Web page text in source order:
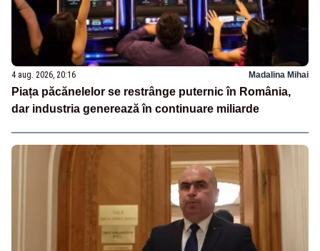
4 aug. 2026, 20:16 Madalina Mihai
Piața păcănelelor se restrânge puternic în România,
dar industria generează în continuare miliarde